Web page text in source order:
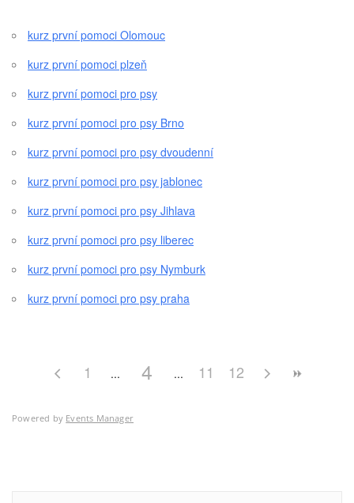
kurz první pomoci Olomouc
kurz první pomoci plzeň
kurz první pomoci pro psy
kurz první pomoci pro psy Brno
kurz první pomoci pro psy dvoudenní
kurz první pomoci pro psy jablonec
kurz první pomoci pro psy Jihlava
kurz první pomoci pro psy liberec
kurz první pomoci pro psy Nymburk
kurz první pomoci pro psy praha
1 4 11 12
Powered by Events Manager